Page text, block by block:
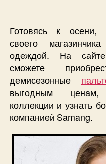
Готовясь к осени,
своего
одеждой. На
сможете
демисезонные
выгодным ценам,
коллекции и узнать
компанией Samang.